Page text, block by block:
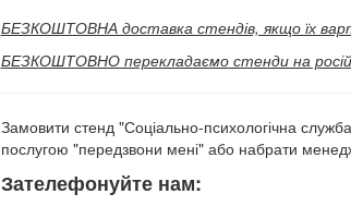
БЕЗКОШТОВНА доставка стендів, якщо їх
БЕЗКОШТОВНО перекладаємо стенди на
Замовити стенд "Соціально-психологічна
послугою "передзвони мені" або набрати
Зателефонуйте нам: